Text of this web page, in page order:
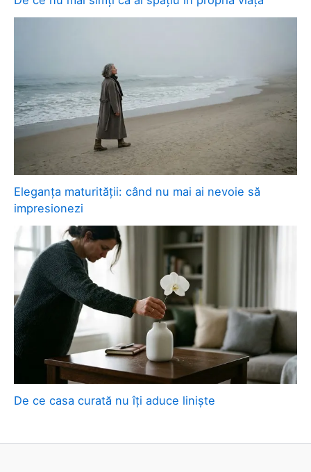
Eleganța maturității: când nu mai ai nevoie să
impresionezi
De ce casa curată nu îți aduce liniște